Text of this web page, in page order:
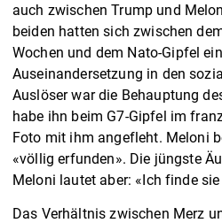
auch zwischen Trump und
beiden hatten sich zwischen
Wochen und dem Nato-Gipfel
Auseinandersetzung in den
Auslöser war die Behauptung
habe ihn beim G7-Gipfel im
Foto mit ihm angefleht. Meloni
«völlig erfunden». Die jüngste
Meloni lautet aber: «Ich finde
Das Verhältnis zwischen Merz